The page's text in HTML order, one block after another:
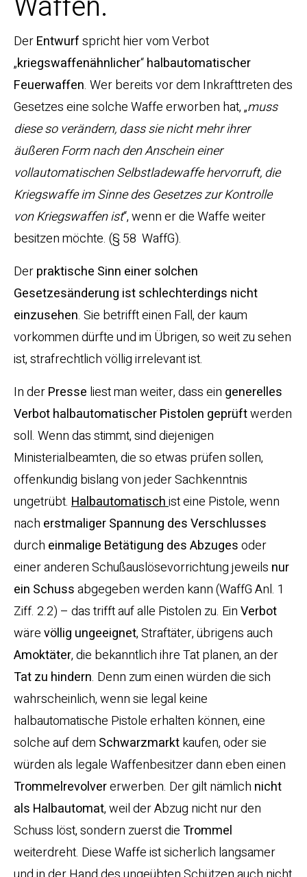
DerEntwurfspricht hier vom Verbot
„kriegswaffenähnlicher“halbautomatischer
Feuerwaffen. Wer bereits vor dem Inkrafttreten des
Gesetzes eine solche Waffe erworben hat, „muss
diese so verändern, dass sie nicht mehr ihrer
äußeren Form nach den Anschein einer
vollautomatischen Selbstladewaffe hervorruft, die
Kriegswaffe im Sinne des Gesetzes zur Kontrolle
von Kriegswaffen ist“, wenn er die Waffe weiter
besitzen möchte. (§ 58 WaffG).
Derpraktische Sinn einer solchen
Gesetzesänderung ist schlechterdings nicht
einzusehen. Sie betrifft einen Fall, der kaum
vorkommen dürfte und im Übrigen, so weit zu sehen
ist, strafrechtlich völlig irrelevant ist.
In derPresse liest man weiter, dass ein generelles
Verbot halbautomatischer Pistolen geprüftwerden
soll. Wenn das stimmt, sind diejenigen
Ministerialbeamten, die so etwas prüfen sollen,
offenkundig bislang von jeder Sachkenntnis
ungetrübt. Halbautomatischist eine Pistole, wenn
nach erstmaliger Spannung des Verschlusses
durch einmalige Betätigung des Abzugesoder
einer anderen Schußauslösevorrichtung jeweils nur
ein Schussabgegeben werden kann (WaffG Anl. 1
Ziff. 2.2) – das trifft auf alle Pistolen zu. EinVerbot
wärevöllig ungeeignet, Straftäter, übrigens auch
Amoktäter, die bekanntlich ihre Tat planen, an der
Tat zu hindern. Denn zum einen würden die sich
wahrscheinlich, wenn sie legal keine
halbautomatische Pistole erhalten können, eine
solche auf dem Schwarzmarktkaufen, oder sie
würden als legale Waffenbesitzer dann eben einen
Trommelrevolvererwerben. Der gilt nämlich nicht
als Halbautomat, weil der Abzug nicht nur den
Schuss löst, sondern zuerst dieTrommel
weiterdreht. Diese Waffe ist sicherlich langsamer